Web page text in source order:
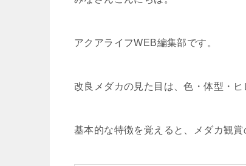
アクアライフWEB編集部です。
改良メダカの見た目は、色・体型・
基本的な特徴を覚えると、メダカ観賞